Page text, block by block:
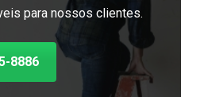
para nossos clientes.
8886